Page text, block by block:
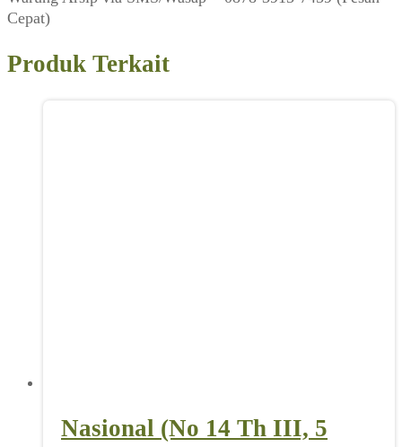
Cepat)
Produk Terkait
Nasional (No 14 Th III, 5